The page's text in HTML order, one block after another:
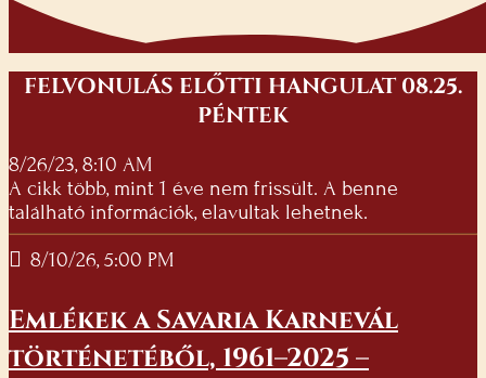
FELVONULÁS ELŐTTI HANGULAT 08.25.
PÉNTEK
8/26/23, 8:10 AM
A cikk több, mint 1 éve nem frissült. A benne
található információk, elavultak lehetnek.
8/10/26, 5:00 PM
Emlékek a Savaria Karnevál
történetéből, 1961–2025 –